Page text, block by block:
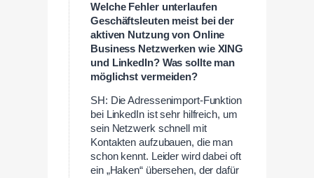
Welche Fehler unterlaufen
Geschäftsleuten meist bei der
aktiven Nutzung von Online
Business Netzwerken wie XING
und LinkedIn? Was sollte man
möglichst vermeiden?
SH: Die Adressenimport-Funktion
bei LinkedIn ist sehr hilfreich, um
sein Netzwerk schnell mit
Kontakten aufzubauen, die man
schon kennt. Leider wird dabei oft
ein „Haken“ übersehen, der dafür